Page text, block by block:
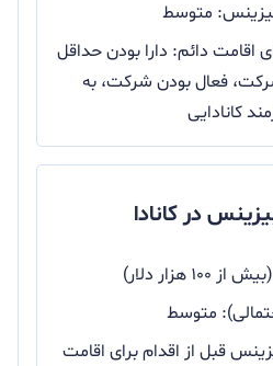
متوسط
اقامت دائم: دارا بودن حداقل
فعال بودن شرکت، به
در کانادا
هزار دلار)
متوسط
قبل از اقدام برای اقامت